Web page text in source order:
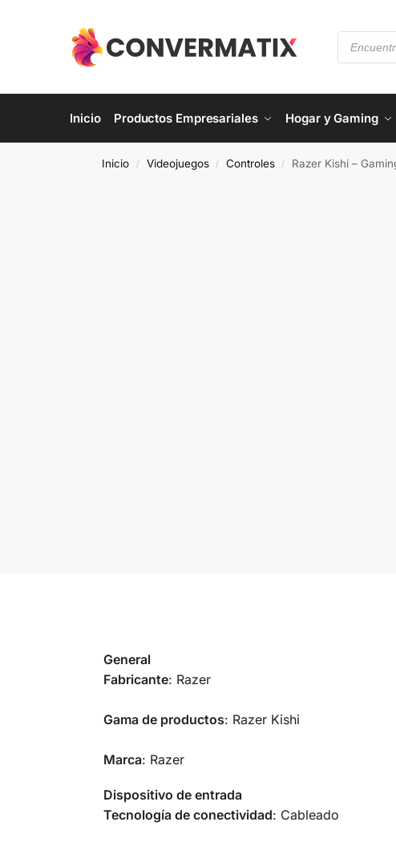
Inicio Productos Empresariales Hogar y Gaming
Inicio / Videojuegos / Controles / Razer Kishi –
General
Fabricante: Razer
Gama de productos: Razer Kishi
Marca: Razer
Dispositivo de entrada
Tecnología de conectividad: Cableado